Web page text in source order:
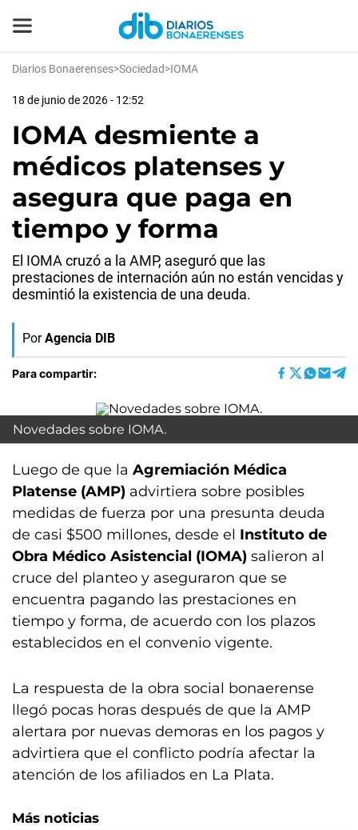
Diarios Bonaerenses>Sociedad>IOMA
18 de junio de 2026 - 12:52
IOMA desmiente a
médicos platenses y
asegura que paga en
tiempo y forma
El IOMA cruzó a la AMP, aseguró que las
prestaciones de internación aún no están vencidas y
desmintió la existencia de una deuda.
Por Agencia DIB
Para compartir:
Novedades sobre IOMA.
Luego de que la Agremiación Médica
Platense (AMP) advirtiera sobre posibles
medidas de fuerza por una presunta deuda
de casi $500 millones, desde el Instituto de
Obra Médico Asistencial (IOMA) salieron al
cruce del planteo y aseguraron que se
encuentra pagando las prestaciones en
tiempo y forma, de acuerdo con los plazos
establecidos en el convenio vigente.
La respuesta de la obra social bonaerense
llegó pocas horas después de que la AMP
alertara por nuevas demoras en los pagos y
advirtiera que el conflicto podría afectar la
atención de los afiliados en La Plata.
Más noticias